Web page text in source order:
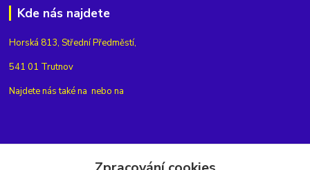
Kde nás najdete
Horská 813, Střední Předměstí,
541 01 Trutnov
Najdete nás také na nebo na